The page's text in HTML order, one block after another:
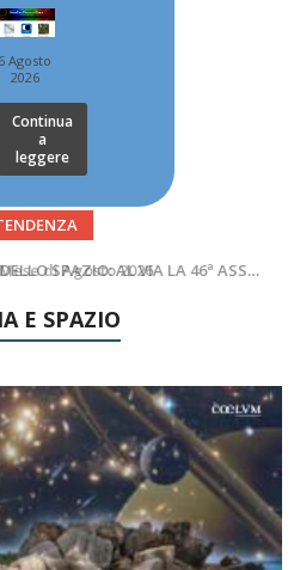
6 Agosto
2026
Continua
a
leggere
di Agosto 2026
E SPAZIO